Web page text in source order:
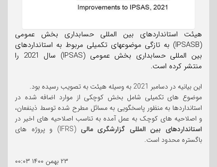
هیئت استانداردهای بین المللی حسابداری بخش عمومی
(IPSASB) به تازگی موضوعهای تکمیلی مربوط به استانداردهای
بین المللی حسابداری بخش عمومی (IPSAS) سال 2021 را
منتشر کرده است.
این بیانیه در دسامبر 2021 به وسیله هیئت به تصویب رسیده بود.
موضوع های تکمیلی شامل بخش کوچکی از موارد اضافه شده در
استانداردها به منظور پاسخگویی به مسائل مطرح شده توسط ذینفعان،
و اصلاحیه های کوچک به عمل آمده به تناسب اصلاحیه های اخیر در
استانداردهای بین المللی گزارشگری مالی
(IFRS) و پروژه های
باگستره محدود است.
۲۳ بهمن ۱۴۰۰
۰۰:۰۳